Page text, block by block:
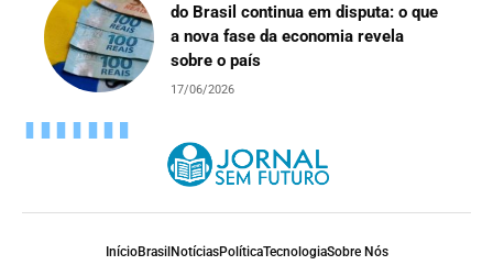
do Brasil continua em disputa: o que
a nova fase da economia revela
sobre o país
17/06/2026
InícioBrasil NotíciasPolíticaTecnologiaSobre Nós